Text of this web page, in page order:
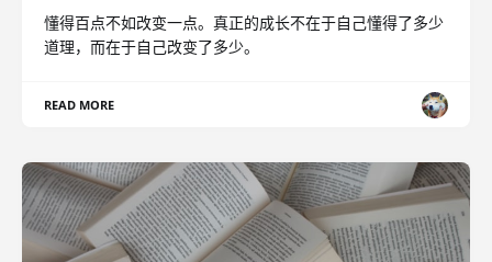
懂得百点不如改变一点。真正的成长不在于自己懂得了多少
道理，而在于自己改变了多少。
READ MORE